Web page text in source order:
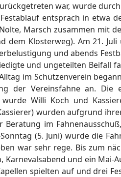
war, wurde
entsprach in etwa
Marsch zusammen mit
dem Klosterweg). Am 21.
und abends
und ungeteilten Beifall
im Schützenverein
der Vereinsfahne an. Die
Willi Koch und
wurden aufgrund
Beratung im
(5. Juni) wurde die
war sehr rege. Bis zum
Karnevalsabend und ein
spielten auf und drei